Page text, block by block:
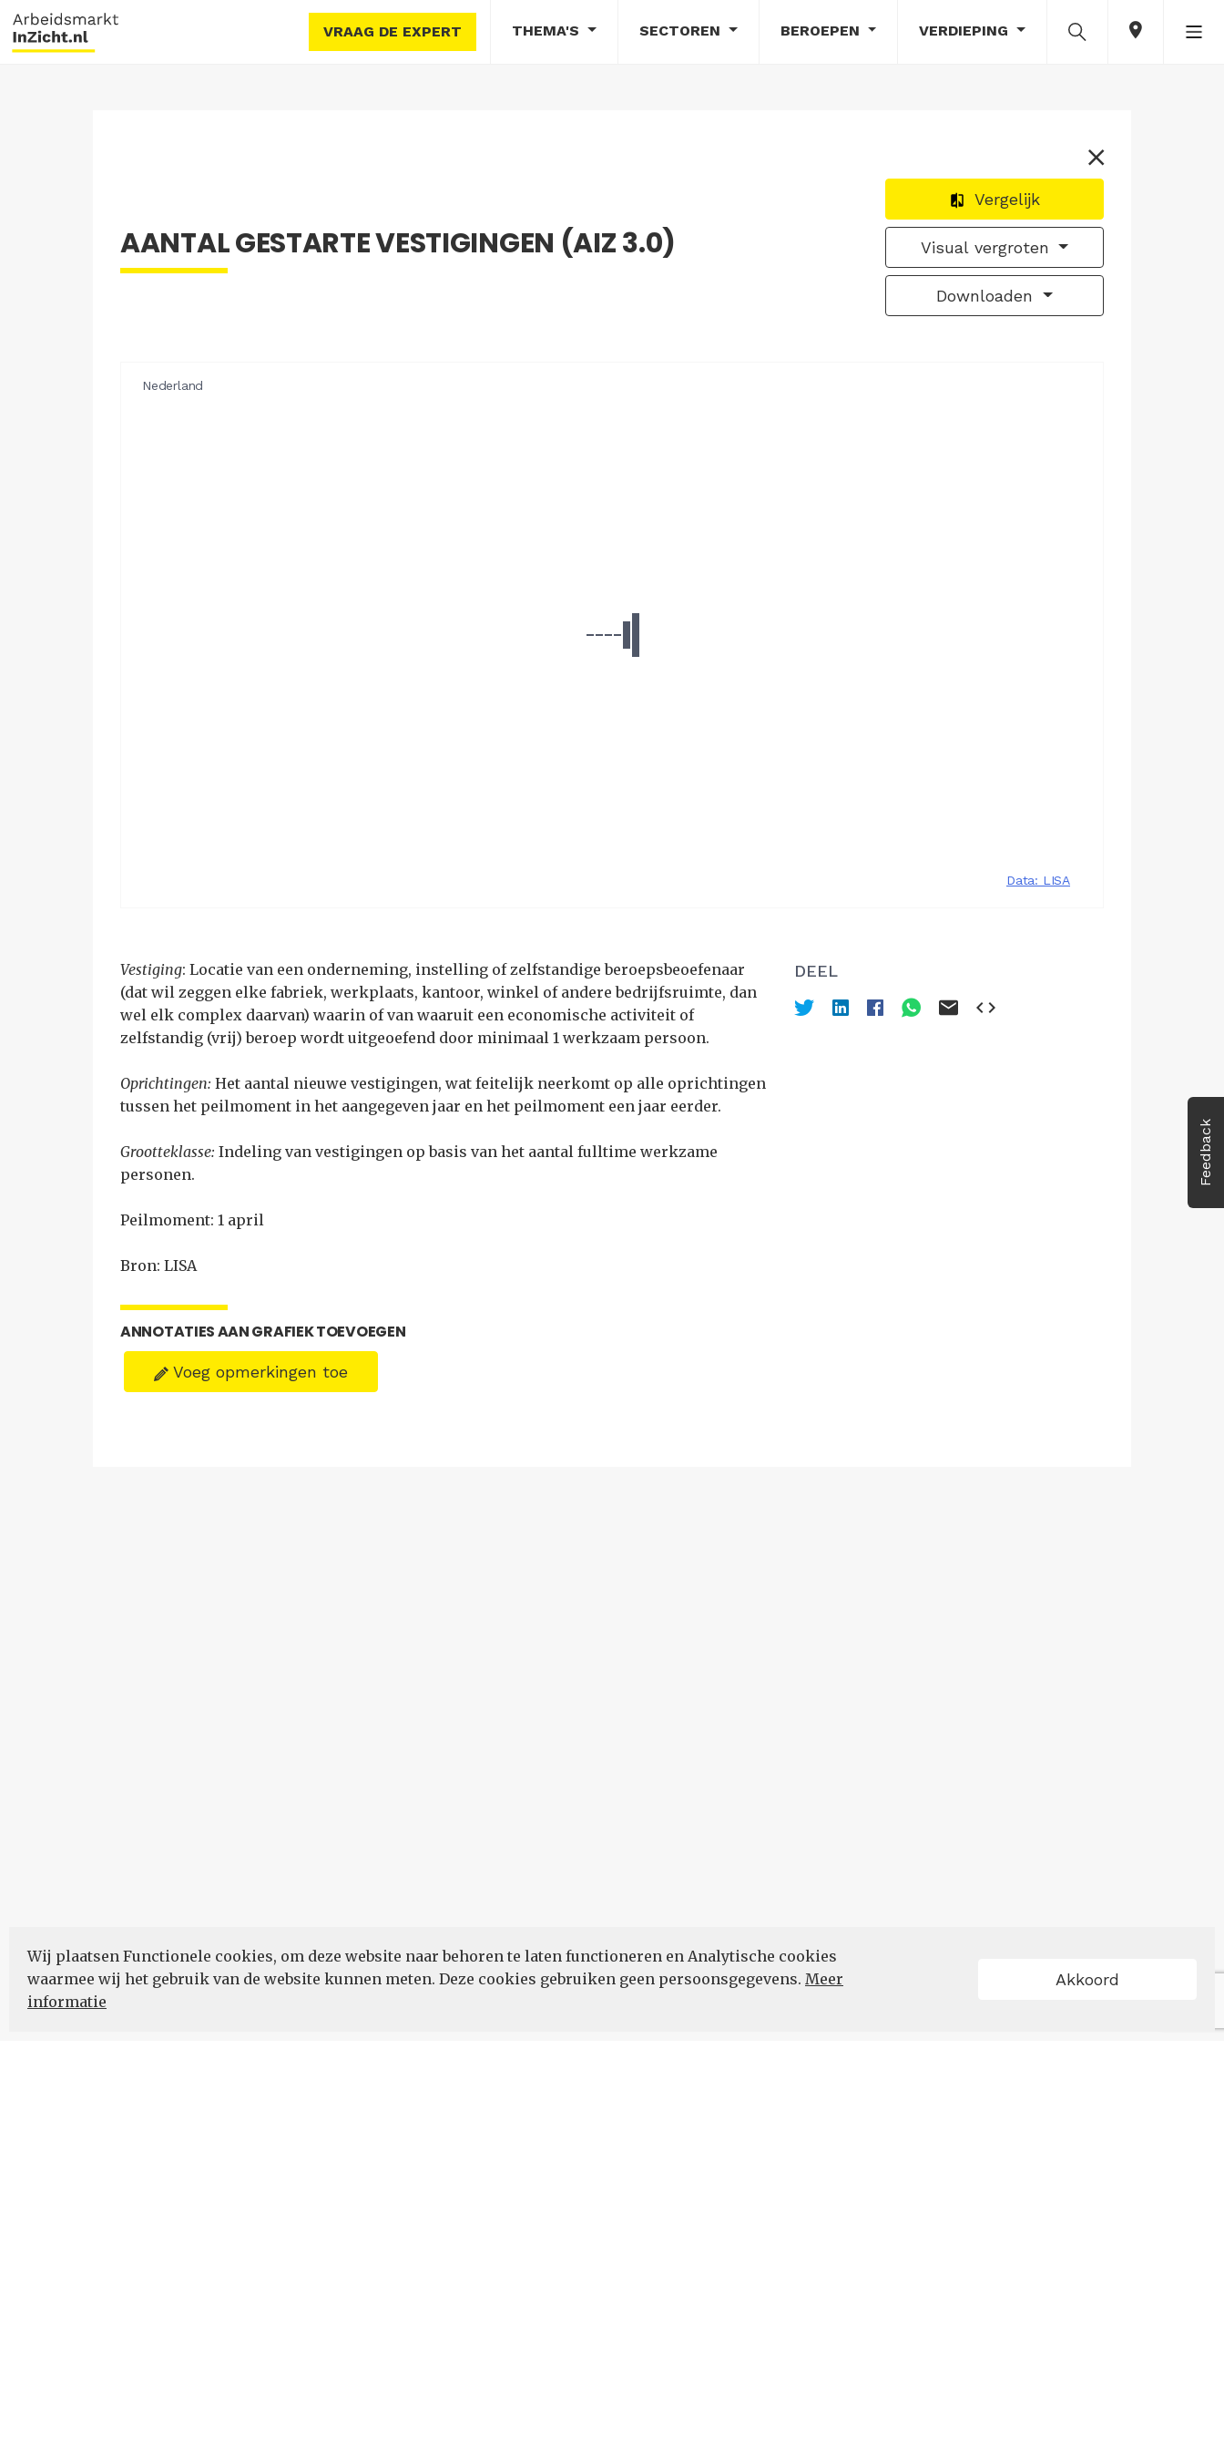
VRAAG DE EXPERT THEMA'S SECTOREN BEROEPEN VERDIEPING
Feedback
Wij plaatsen Functionele cookies, om deze website naar behoren te laten functioneren en Analytische cookies
waarmee wij het gebruik van de website kunnen meten. Deze cookies gebruiken geen persoonsgegevens. Meer
informatie
Akkoord
Vergelijk
Visual vergroten
Downloaden
AANTAL GESTARTE VESTIGINGEN (AIZ 3.0)
Vestiging: Locatie van een onderneming, instelling of zelfstandige beroepsbeoefenaar
(dat wil zeggen elke fabriek, werkplaats, kantoor, winkel of andere bedrijfsruimte, dan
wel elk complex daarvan) waarin of van waaruit een economische activiteit of
zelfstandig (vrij) beroep wordt uitgeoefend door minimaal 1 werkzaam persoon.
Oprichtingen: Het aantal nieuwe vestigingen, wat feitelijk neerkomt op alle oprichtingen
tussen het peilmoment in het aangegeven jaar en het peilmoment een jaar eerder.
Grootteklasse: Indeling van vestigingen op basis van het aantal fulltime werkzame
personen.
Peilmoment: 1 april
Bron: LISA
DEEL
ANNOTATIES AAN GRAFIEK TOEVOEGEN
Voeg opmerkingen toe
POWERED BY